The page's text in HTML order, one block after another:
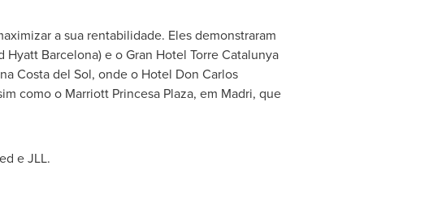
a sua rentabilidade. Eles demonstraram
Barcelona) e o Gran Hotel Torre Catalunya
Costa del Sol, onde o Hotel Don Carlos
como o Marriott Princesa Plaza, em Madri, que
e JLL.